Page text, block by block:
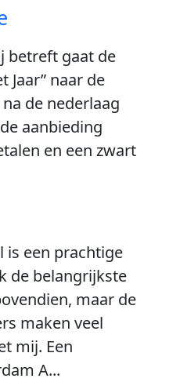
betreft gaat de
Jaar” naar de
de nederlaag
aanbieding
en een zwart
is een prachtige
de belangrijkste
maar de
maken veel
mij. Een
A...